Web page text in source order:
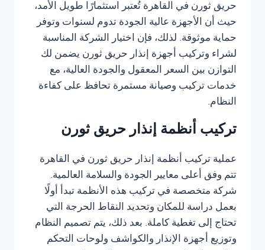
حريق ثورن في القاهرة تُعتبر استثمارًا طويل الأمد،
حيث أن الأجهزة عالية الجودة تدوم لسنوات وتوفر
حماية موثوقة. لذلك، فإن اختيار الشركة المناسبة
لشراء وتركيب أجهزة إنذار حريق ثورن يضمن لك
التوازن بين السعر المعقول والجودة العالية، مع
خدمات تركيب وصيانة مستمرة تحافظ على كفاءة
النظام.
تركيب أنظمة إنذار حريق ثورن
عملية تركيب أنظمة إنذار حريق ثورن في القاهرة
تتم وفق أعلى معايير الجودة والسلامة العالمية.
شركة متخصصة في تركيب هذه الأنظمة تبدأ أولًا
بعمل دراسة للمكان وتحديد النقاط الحرجة التي
تحتاج إلى تغطية كاملة. بعد ذلك، يتم تصميم النظام
وتوزيع أجهزة الإنذار والكواشف ولوحات التحكم